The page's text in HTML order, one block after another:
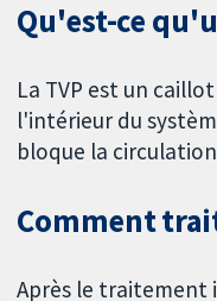
Qu'est-ce
La TVP est un
l'intérieur du
bloque la
Comment
Après le traitement